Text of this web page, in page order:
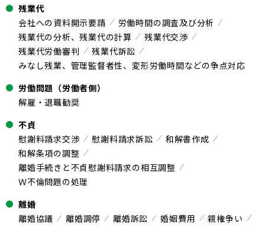
残業代
会社への資料開示要請
労働時間の調査及び分析
残業代の分析、残業代の計算
残業代交渉
残業代労働審判
残業代訴訟
みなし残業、管理監督者性、変形労働時間などの争点対応
労働問題（労働者側）
解雇・退職勧奨
不貞
慰謝料請求交渉
慰謝料請求訴訟
和解書作成
和解条項の調整
離婚手続きと不貞慰謝料請求の相互調整
Ｗ不倫問題の処理
離婚
離婚協議
離婚調停 離婚訴訟 婚姻費用
親権争い